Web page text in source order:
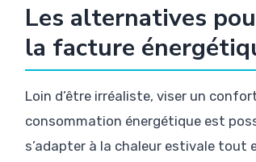
Les alternatives
la facture
Loin d’être irréaliste, viser un
consommation énergétique est
s’adapter à la chaleur estivale